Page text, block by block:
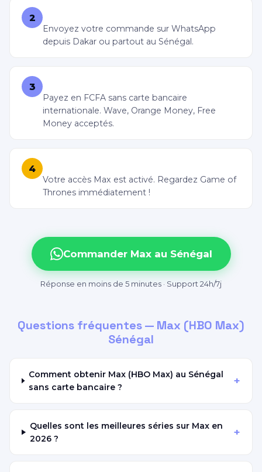
2
Envoyez votre commande sur WhatsApp
depuis Dakar ou partout au Sénégal.
3
Payez en FCFA sans carte bancaire
internationale. Wave, Orange Money, Free
Money acceptés.
4
Votre accès Max est activé. Regardez Game of
Thrones immédiatement !
Commander Max au Sénégal
Réponse en moins de 5 minutes · Support 24h/7j
Questions fréquentes — Max (HBO Max)
Sénégal
Comment obtenir Max (HBO Max) au Sénégal
sans carte bancaire ?
+
Quelles sont les meilleures séries sur Max en
2026 ?
+